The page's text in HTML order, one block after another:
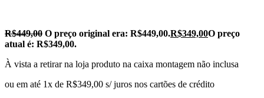
R$449,00 O preço original era: R$449,00.R$349,00O preço
atual é: R$349,00.
À vista a retirar na loja produto na caixa montagem não inclusa
ou em até 1x de R$349,00 s/ juros nos cartões de crédito